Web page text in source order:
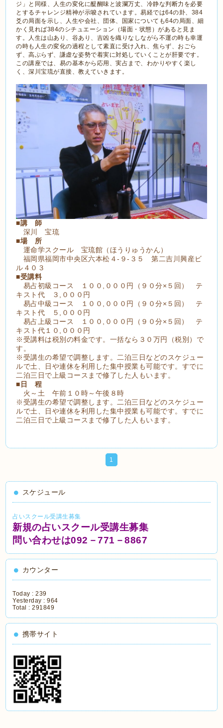
ジ」と同様、人生の変化に醍醐味と波瀾万丈、冷静な判断力を必要
とするチャレンジ精神が示唆されています。易経では64の卦、384
爻の局面を示し、人生や会社、団体、国家についても64の局面、細
かく見れば384のシチュエーション（場面・状態）があると見ま
す。人生は山あり、谷あり、吉凶を織りなしながら不運の時も幸運
の時も人生の変化の過程として素直に受け入れ、焦らず、おごら
ず、高ぶらず、謙虚な姿勢で着実に対処していくことが肝要です。
この講座では、易の基本から応用、実占まで、わかりやすく楽し
く、深川宝琉が直接、教えていきます。
■講 師
深川 宝琉
■場 所
運命学スクール 宝琉館（ほうりゅうかん）
福岡県福岡市中央区六本松４-９-３５ 第二吉川興産ビ
ル４０３
■受講料
易占初級コース １００,０００円（９０分×５回） テ
キスト代 ３,０００円
易占中級コース １００,０００円（９０分×５回） テ
キスト代 ５,０００円
易占上級コース １００,０００円（９０分×５回） テ
キスト代１０,０００円
※受講料は税別の料金です。一括なら３０万円（税別）で
す。
※受講生の希望で調整します。二泊三日などのスケジュー
ルで土、日や連休を利用した集中授業も可能です。すでに
二泊三日で上級コースまで修了した人もいます。
■日 程
火～土 午前１０時～午後８時
※受講生の希望で調整します。二泊三日などのスケジュー
ルで土、日や連休を利用した集中授業も可能です。すでに
二泊三日で上級コースまで修了した人もいます。
1
スケジュール
占いスクール受講生募集
新規の占いスクール受講生募集
問い合わせは092－771－8867
カウンター
Today :239
Yesterday :964
Total :291849
携帯サイト